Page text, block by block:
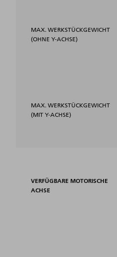
MAX. WERKSTÜCKGEWICHT
(OHNE Y-ACHSE)
MAX. WERKSTÜCKGEWICHT
(MIT Y-ACHSE)
VERFÜGBARE MOTORISCHE
ACHSE